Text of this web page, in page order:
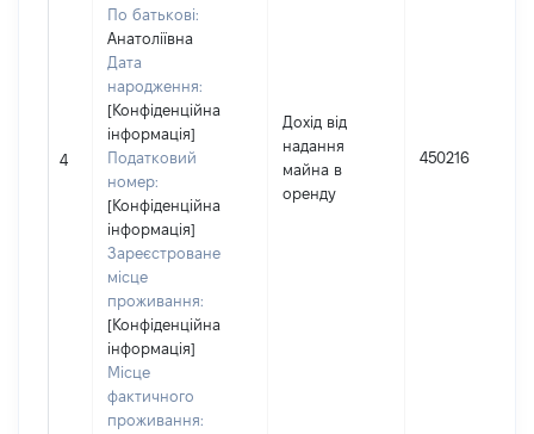
4
По батькові:
Анатоліївна
Дата
народження:
[Конфіденційна
інформація]
Податковий
номер:
[Конфіденційна
інформація]
Зареєстроване
місце
проживання:
[Конфіденційна
інформація]
Місце
фактичного
проживання:
Дохід від
надання
майна в
оренду
450216